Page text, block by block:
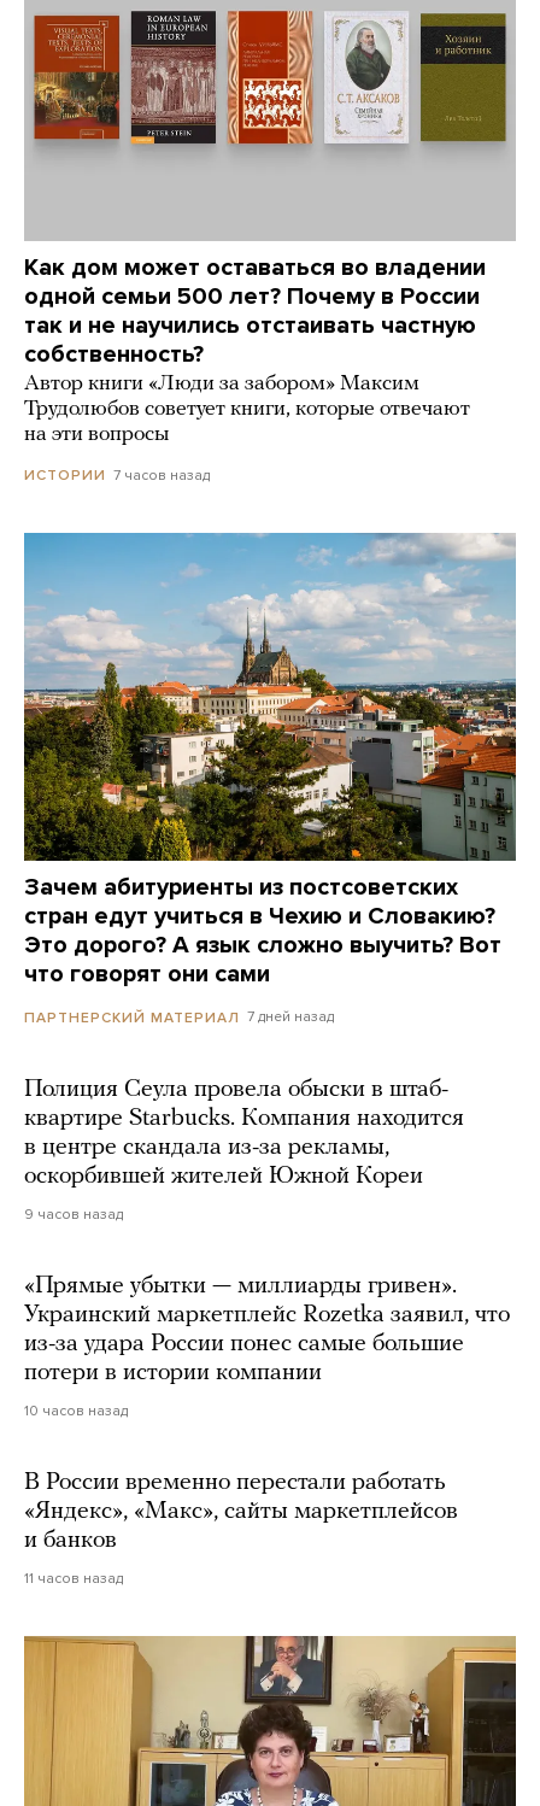
Как дом может оставаться во владении
одной семьи 500 лет? Почему в России
так и не научились отстаивать частную
собственность?
Автор книги «Люди за забором» Максим
Трудолюбов советует книги, которые отвечают
на эти вопросы
ИСТОРИИ 7 часов назад
Зачем абитуриенты из постсоветских
стран едут учиться в Чехию и Словакию?
Это дорого? А язык сложно выучить? Вот
что говорят они сами
ПАРТНЕРСКИЙ МАТЕРИАЛ 7 дней назад
Полиция Сеула провела обыски в штаб-
квартире Starbucks. Компания находится
в центре скандала из-за рекламы,
оскорбившей жителей Южной Кореи
9 часов назад
«Прямые убытки — миллиарды гривен».
Украинский маркетплейс Rozetka заявил, что
из-за удара России понес самые большие
потери в истории компании
10 часов назад
В России временно перестали работать
«Яндекс», «Макс», сайты маркетплейсов
и банков
11 часов назад